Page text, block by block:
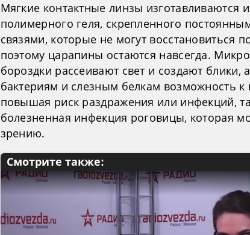
Мягкие контактные линзы изготавливаются
полимерного геля, скрепленного
связями, которые не могут восстановиться
поэтому царапины остаются навсегда.
бороздки рассеивают свет и создают блики,
бактериям и слезным белкам возможность к
повышая риск раздражения или инфекций,
болезненная инфекция роговицы, которая
зрению.
Смотрите также: